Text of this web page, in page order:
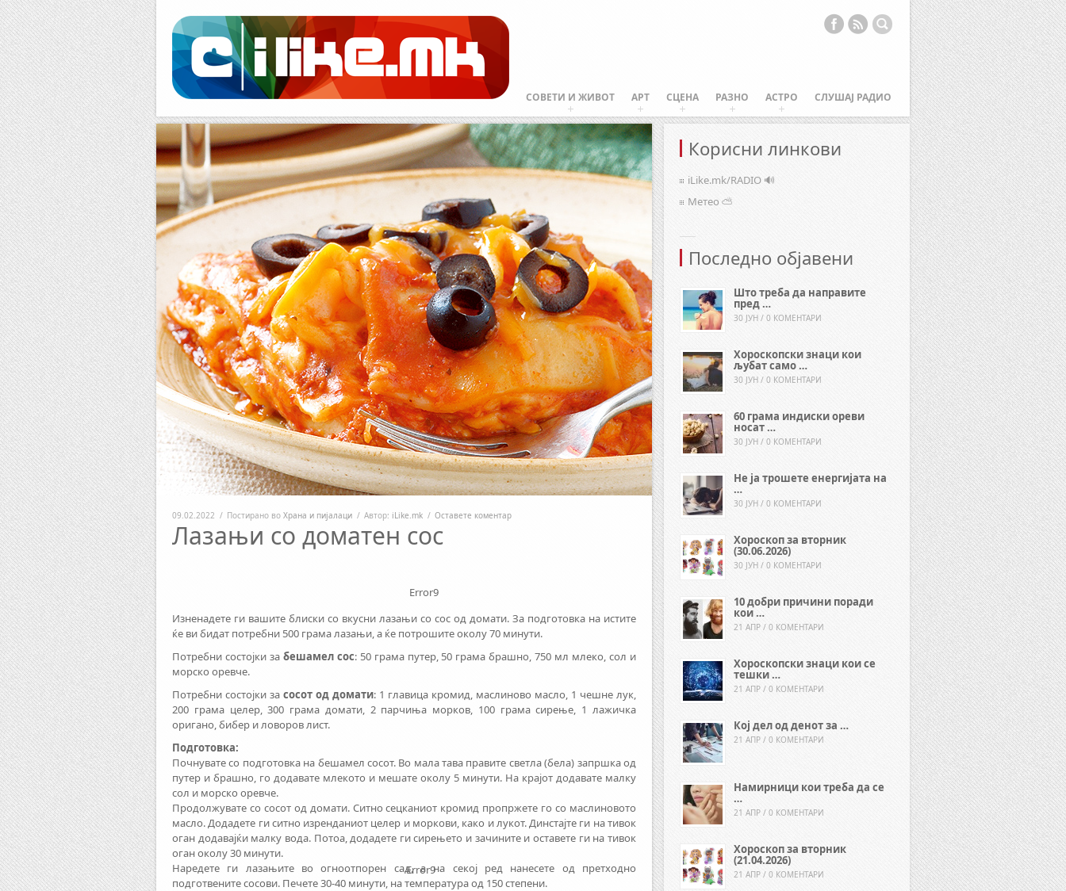
Facebook
RSS
СОВЕТИ И ЖИВОТ АРТ СЦЕНА РАЗНО АСТРО СЛУШАЈ РАДИО
09.02.2022 / Постирано во Храна и пијалаци / Автор: iLike.mk / Оставете коментар
Лазањи со доматен сос
Error9
Изненадете ги вашите блиски со вкусни лазањи со сос од домати. За подготовка на истите
ќе ви бидат потребни 500 грама лазањи, а ќе потрошите околу 70 минути.
Потребни состојки за бешамел сос: 50 грама путер, 50 грама брашно, 750 мл млеко, сол и
морско оревче.
Потребни состојки за сосот од домати: 1 главица кромид, маслиново масло, 1 чешне лук,
200 грама целер, 300 грама домати, 2 парчиња морков, 100 грама сирење, 1 лажичка
оригано, бибер и ловоров лист.
Подготовка:
Почнувате со подготовка на бешамел сосот. Во мала тава правите светла (бела) запршка од
путер и брашно, го додавате млекото и мешате околу 5 минути. На крајот додавате малку
сол и морско оревче.
Продолжувате со сосот од домати. Ситно сецканиот кромид пропржете го со маслиновото
масло. Додадете ги ситно изренданиот целер и моркови, како и лукот. Динстајте ги на тивок
оган додавајќи малку вода. Потоа, додадете ги сирењето и зачините и оставете ги на тивок
оган околу 30 минути.
Наредете ги лазањите во огноотпорен сад, а на секој ред нанесете од претходно
подготвените сосови. Печете 30-40 минути, на температура од 150 степени.
Error9
Корисни линкови
iLike.mk/RADIO 🔊
Метео ⛅
Последно објавени
Што треба да направите
пред …
30 ЈУН / 0 КОМЕНТАРИ
Хороскопски знаци кои
љубат само …
30 ЈУН / 0 КОМЕНТАРИ
60 грама индиски ореви
носат …
30 ЈУН / 0 КОМЕНТАРИ
Не ја трошете енергијата на
…
30 ЈУН / 0 КОМЕНТАРИ
Хороскоп за вторник
(30.06.2026)
30 ЈУН / 0 КОМЕНТАРИ
10 добри причини поради
кои …
21 АПР / 0 КОМЕНТАРИ
Хороскопски знаци кои се
тешки …
21 АПР / 0 КОМЕНТАРИ
Кој дел од денот за …
21 АПР / 0 КОМЕНТАРИ
Намирници кои треба да се
…
21 АПР / 0 КОМЕНТАРИ
Хороскоп за вторник
(21.04.2026)
21 АПР / 0 КОМЕНТАРИ